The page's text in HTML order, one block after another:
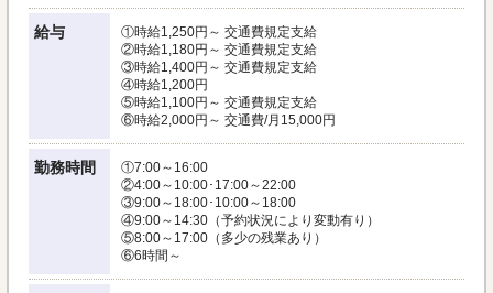
給与
①時給1,250円～ 交通費規定支給
②時給1,180円～ 交通費規定支給
③時給1,400円～ 交通費規定支給
④時給1,200円
⑤時給1,100円～ 交通費規定支給
⑥時給2,000円～ 交通費/月15,000円
勤務時間
①7:00～16:00
②4:00～10:00･17:00～22:00
③9:00～18:00･10:00～18:00
④9:00～14:30（予約状況により変動有り）
⑤8:00～17:00（多少の残業あり）
⑥6時間～